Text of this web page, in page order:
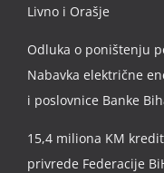
Livno i Orašje
Odluka o poništenju
Nabavka električne
i poslovnice Banke
15,4 miliona KM
privrede Federacije